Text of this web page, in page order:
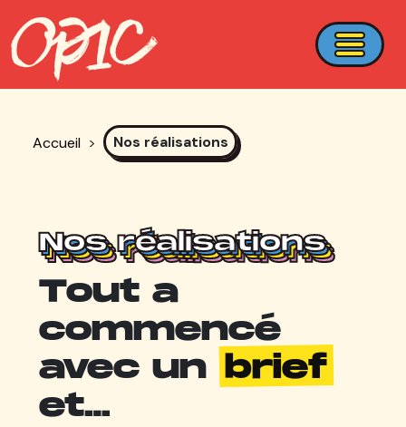
Accueil > Nos réalisations
Nos réalisations
Nos réalisations
Nos réalisations
Nos réalisations
Tout a
commencé
avec unbrief
et…